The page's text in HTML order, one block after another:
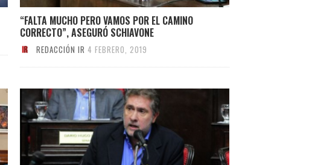
“FALTA MUCHO PERO VAMOS POR EL CAMINO
CORRECTO”, ASEGURÓ SCHIAVONE
REDACCIÓN IR 4 FEBRERO, 2019